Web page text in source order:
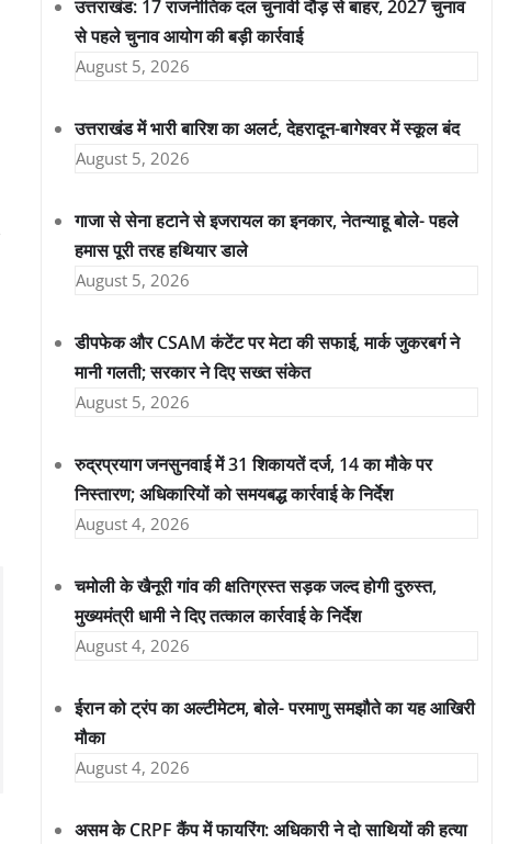
उत्तराखंड: 17 राजनीतिक दल चुनावी दौड़ से बाहर, 2027 चुनाव
से पहले चुनाव आयोग की बड़ी कार्रवाई
August 5, 2026
उत्तराखंड में भारी बारिश का अलर्ट, देहरादून-बागेश्वर में स्कूल बंद
August 5, 2026
गाजा से सेना हटाने से इजरायल का इनकार, नेतन्याहू बोले- पहले
हमास पूरी तरह हथियार डाले
August 5, 2026
डीपफेक और CSAM कंटेंट पर मेटा की सफाई, मार्क जुकरबर्ग ने
मानी गलती; सरकार ने दिए सख्त संकेत
August 5, 2026
रुद्रप्रयाग जनसुनवाई में 31 शिकायतें दर्ज, 14 का मौके पर
निस्तारण; अधिकारियों को समयबद्ध कार्रवाई के निर्देश
August 4, 2026
चमोली के खैनूरी गांव की क्षतिग्रस्त सड़क जल्द होगी दुरुस्त,
मुख्यमंत्री धामी ने दिए तत्काल कार्रवाई के निर्देश
August 4, 2026
ईरान को ट्रंप का अल्टीमेटम, बोले- परमाणु समझौते का यह आखिरी
मौका
August 4, 2026
असम के CRPF कैंप में फायरिंग: अधिकारी ने दो साथियों की हत्या